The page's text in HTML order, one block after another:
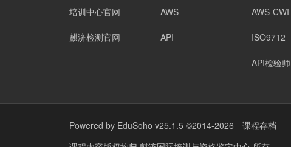
培训中心官网
麒济检测官网
AWS
API
AWS-CWI
ISO9712
API检验师
Powered by EduSoho v25.1.5 ©2014-2026
课程存档